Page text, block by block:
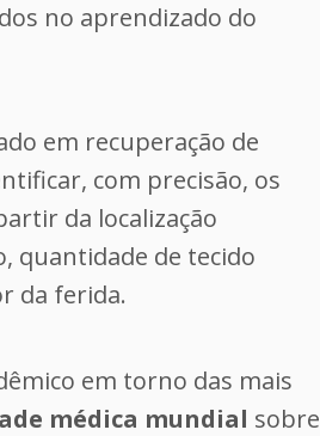
no aprendizado do
em recuperação de
com precisão, os
da localização
quantidade de tecido
da ferida.
em torno das mais
médica mundial sobre